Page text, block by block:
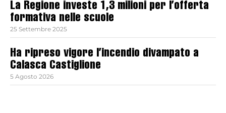
La Regione investe 1,3 milioni per l’offerta
formativa nelle scuole
25 Settembre 2025
Ha ripreso vigore l’incendio divampato a
Calasca Castiglione
5 Agosto 2026